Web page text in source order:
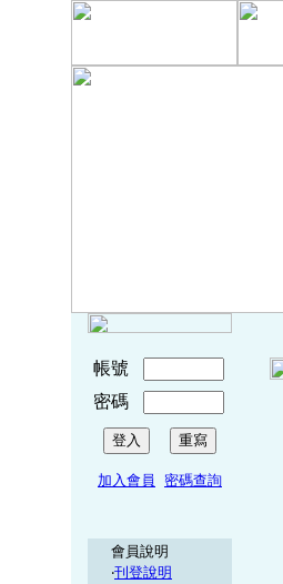
帳號
密碼
加入會員 密碼查詢
會員說明
‧刊登說明